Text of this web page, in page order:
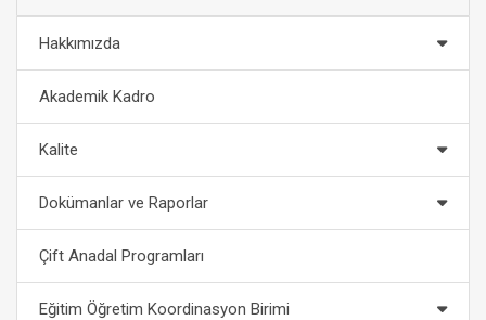
Hakkımızda
Akademik Kadro
Kalite
Dokümanlar ve Raporlar
Çift Anadal Programları
Eğitim Öğretim Koordinasyon Birimi